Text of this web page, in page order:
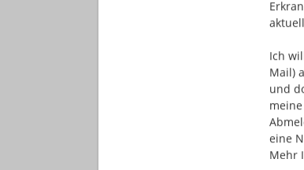
Ich
Mail)
und
eine
Mehr
und